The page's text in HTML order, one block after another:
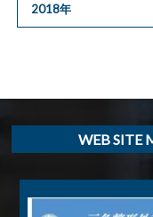
2018年
WEB SITE